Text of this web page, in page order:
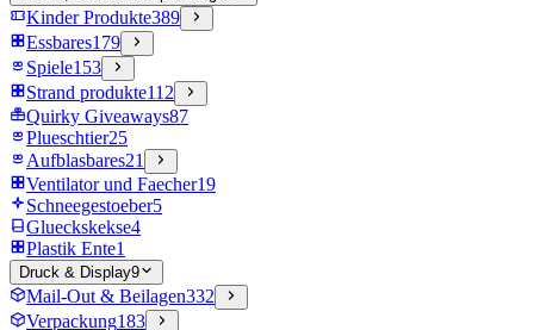
Kinder Produkte389
Essbares179
Spiele153
Strand produkte112
Quirky Giveaways87
Plueschtier25
Aufblasbares21
Ventilator und Faecher19
Schneegestoeber5
Glueckskekse4
Plastik Ente1
Druck & Display9
Mail-Out & Beilagen332
Verpackung183